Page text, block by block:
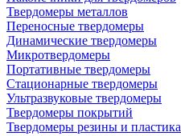
Твердомеры металлов
Переносные твердомеры
Динамические твердомеры
Микротвердомеры
Портативные твердомеры
Стационарные твердомеры
Ультразвуковые твердомеры
Твердомеры покрытий
Твердомеры резины и пластика